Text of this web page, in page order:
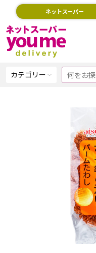
ネットスーパー
カテゴリー